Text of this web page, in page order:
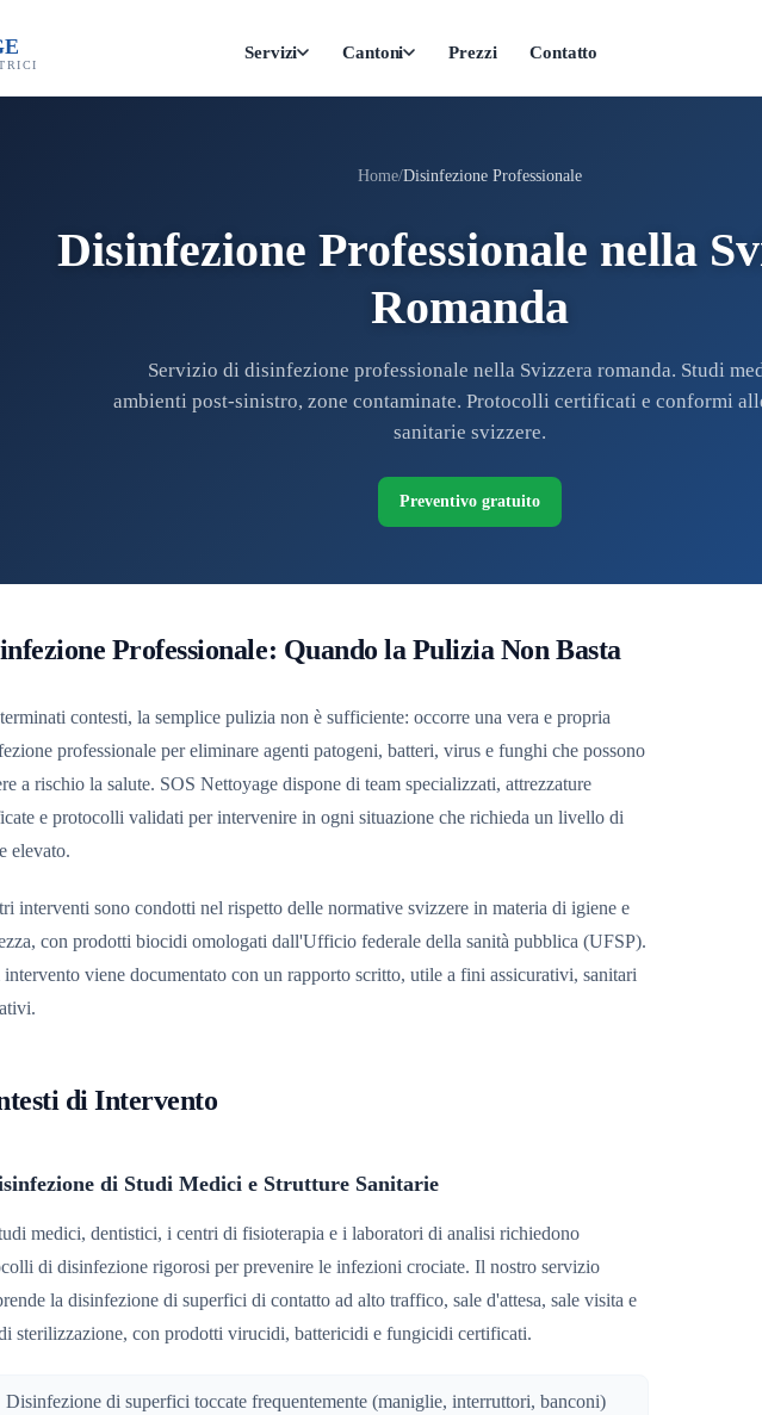
Servizi Cantoni Prezzi Contatto
Home Disinfezione Professionale
Disinfezione Professionale nella
Romanda
Servizio di disinfezione professionale nella Svizzera romanda. Studi
ambienti post-sinistro, zone contaminate. Protocolli certificati e conformi
sanitarie svizzere.
Preventivo gratuito
Professionale: Quando la Pulizia Non Basta
contesti, la semplice pulizia non è sufficiente: occorre una vera e propria
professionale per eliminare agenti patogeni, batteri, virus e funghi che possono
a rischio la salute. SOS Nettoyage dispone di team specializzati, attrezzature
e protocolli validati per intervenire in ogni situazione che richieda un livello di
elevato.
interventi sono condotti nel rispetto delle normative svizzere in materia di igiene e
con prodotti biocidi omologati dall'Ufficio federale della sanità pubblica (UFSP).
viene documentato con un rapporto scritto, utile a fini assicurativi, sanitari
di Intervento
di Studi Medici e Strutture Sanitarie
medici, dentistici, i centri di fisioterapia e i laboratori di analisi richiedono
di disinfezione rigorosi per prevenire le infezioni crociate. Il nostro servizio
la disinfezione di superfici di contatto ad alto traffico, sale d'attesa, sale visita e
sterilizzazione, con prodotti virucidi, battericidi e fungicidi certificati.
Disinfezione di superfici toccate frequentemente (maniglie, interruttori, banconi)